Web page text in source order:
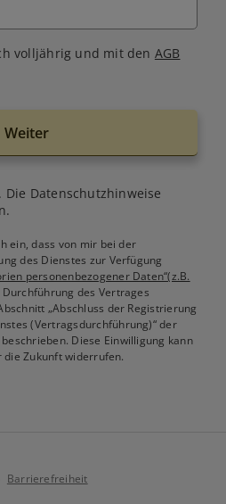
volljährig und mit den AGB
Weiter
Die Datenschutzhinweise
ein, dass von mir bei der
des Dienstes zur Verfügung
personenbezogener Daten“(z.B.
Durchführung des Vertrages
„Abschluss der Registrierung
(Vertragsdurchführung)“ der
Diese Einwilligung kann
Zukunft widerrufen.
Barrierefreiheit